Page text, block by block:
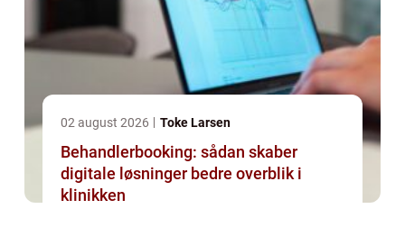
02 august 2026 Toke Larsen
Behandlerbooking: sådan skaber
digitale løsninger bedre overblik i
klinikken